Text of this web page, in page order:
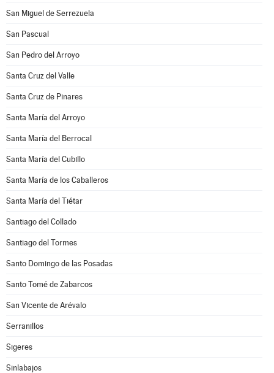
San Miguel de Serrezuela
San Pascual
San Pedro del Arroyo
Santa Cruz del Valle
Santa Cruz de Pinares
Santa María del Arroyo
Santa María del Berrocal
Santa María del Cubillo
Santa María de los Caballeros
Santa María del Tiétar
Santiago del Collado
Santiago del Tormes
Santo Domingo de las Posadas
Santo Tomé de Zabarcos
San Vicente de Arévalo
Serranillos
Sigeres
Sinlabajos